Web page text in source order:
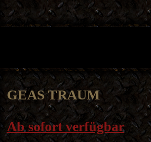
GEAS TRAUM
Ab sofort verfügbar